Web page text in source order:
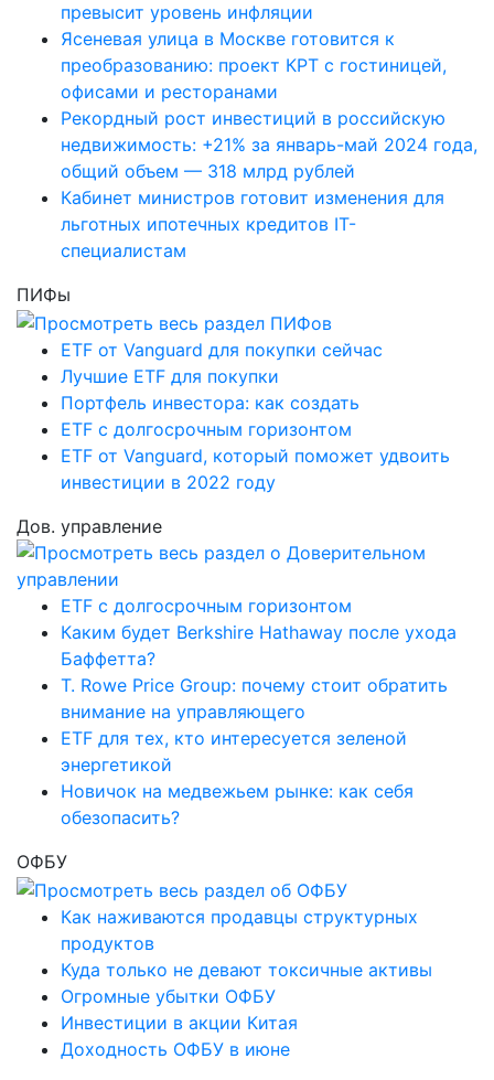
превысит уровень инфляции
Ясеневая улица в Москве готовится к
преобразованию: проект КРТ с гостиницей,
офисами и ресторанами
Рекордный рост инвестиций в российскую
недвижимость: +21% за январь-май 2024 года,
общий объем — 318 млрд рублей
Кабинет министров готовит изменения для
льготных ипотечных кредитов IT-
специалистам
ПИФы
ETF от Vanguard для покупки сейчас
Лучшие ETF для покупки
Портфель инвестора: как создать
ETF с долгосрочным горизонтом
ETF от Vanguard, который поможет удвоить
инвестиции в 2022 году
Дов. управление
ETF с долгосрочным горизонтом
Каким будет Berkshire Hathaway после ухода
Баффетта?
T. Rowe Price Group: почему стоит обратить
внимание на управляющего
ETF для тех, кто интересуется зеленой
энергетикой
Новичок на медвежьем рынке: как себя
обезопасить?
ОФБУ
Как наживаются продавцы структурных
продуктов
Куда только не девают токсичные активы
Огромные убытки ОФБУ
Инвестиции в акции Китая
Доходность ОФБУ в июне